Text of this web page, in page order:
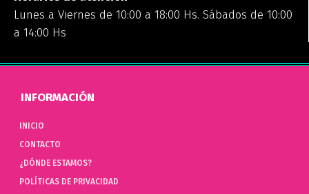
Lunes a Viernes de 10:00 a 18:00 Hs. Sábados de 10:00
a 14:00 Hs
INFORMACIÓN
INICIO
CONTACTO
¿DÓNDE ESTAMOS?
POLÍTICAS DE PRIVACIDAD